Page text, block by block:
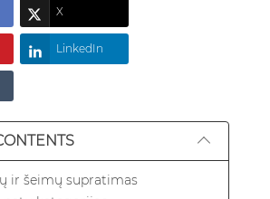
X
LinkedIn
ir šeimų supratimas